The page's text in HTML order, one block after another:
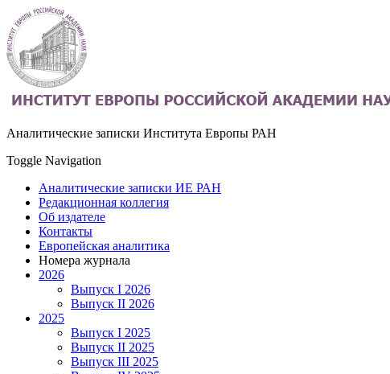
Аналитические записки Института Европы РАН
Toggle Navigation
Аналитические записки ИЕ РАН
Редакционная коллегия
Об издателе
Контакты
Европейская аналитика
Номера журнала
2026
Выпуск I 2026
Выпуск II 2026
2025
Выпуск I 2025
Выпуск II 2025
Выпуск III 2025